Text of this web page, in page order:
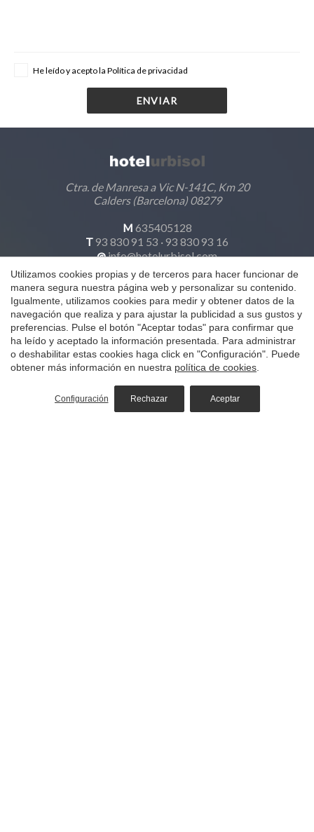
He leído y acepto la Política de privacidad
ENVIAR
Ctra. de Manresa a Vic N-141C, Km 20
Calders (Barcelona) 08279
M 635405128
T93 830 91 53 · 93 830 93 16
@info@hotelurbisol.com
Utilizamos cookies propias y de terceros para hacer funcionar de
manera segura nuestra página web y personalizar su contenido.
Igualmente, utilizamos cookies para medir y obtener datos de la
navegación que realiza y para ajustar la publicidad a sus gustos y
preferencias. Pulse el botón "Aceptar todas" para confirmar que
ha leído y aceptado la información presentada. Para administrar
o deshabilitar estas cookies haga click en "Configuración". Puede
obtener más información en nuestra política de cookies
Configuración Rechazar Aceptar
Guardar configuración Aceptar todas